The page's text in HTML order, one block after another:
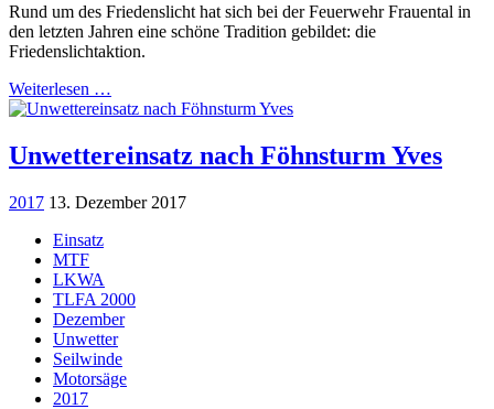
Rund um des Friedenslicht hat sich bei der Feuerwehr Frauental in
den letzten Jahren eine schöne Tradition gebildet: die
Friedenslichtaktion.
Weiterlesen …
Unwettereinsatz nach Föhnsturm Yves
2017 13. Dezember 2017
Einsatz
MTF
LKWA
TLFA 2000
Dezember
Unwetter
Seilwinde
Motorsäge
2017